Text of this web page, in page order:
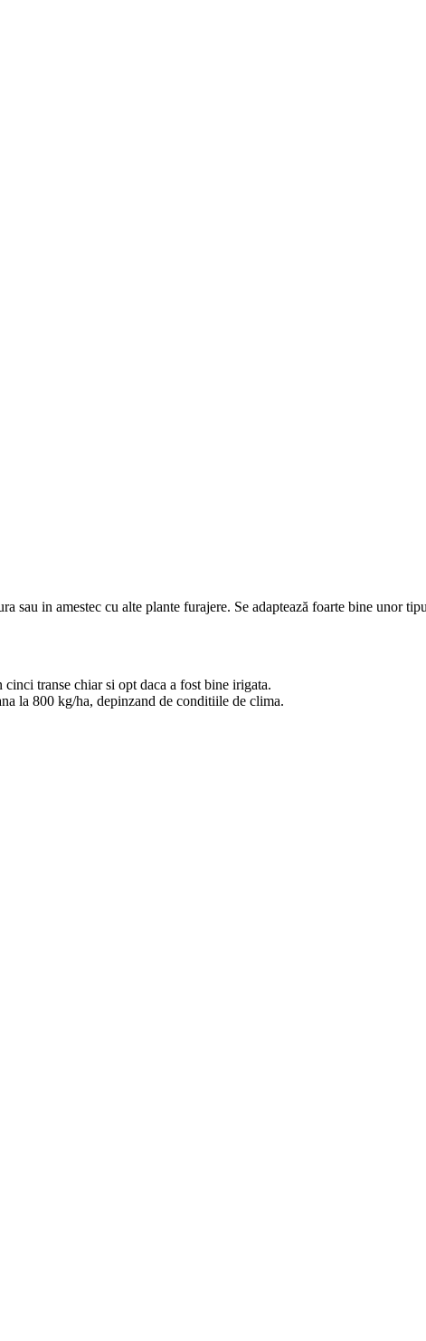
sau in amestec cu alte plante furajere. Se adaptează foarte bine unor
transe chiar si opt daca a fost bine irigata.
la 800 kg/ha, depinzand de conditiile de clima.